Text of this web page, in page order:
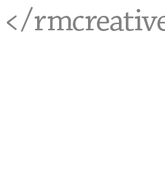
<rmcreative/>